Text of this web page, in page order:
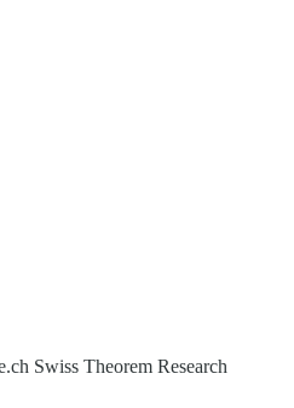
Swiss Theorem Research